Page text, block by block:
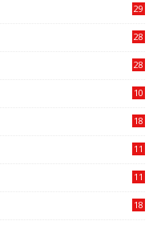
29
28
28
10
18
11
11
18